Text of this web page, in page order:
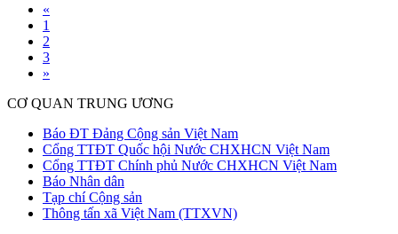
«
1
2
3
»
CƠ QUAN TRUNG ƯƠNG
Báo ĐT Đảng Cộng sản Việt Nam
Cổng TTĐT Quốc hội Nước CHXHCN Việt Nam
Cổng TTĐT Chính phủ Nước CHXHCN Việt Nam
Báo Nhân dân
Tạp chí Cộng sản
Thông tấn xã Việt Nam (TTXVN)